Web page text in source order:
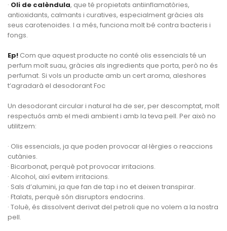
· Oli de calèndula, que té propietats antiinflamatòries,
antioxidants, calmants i curatives, especialment gràcies als
seus carotenoides. I a més, funciona molt bé contra bacteris i
fongs.
Ep! Com que aquest producte no conté olis essencials té un
perfum molt suau, gràcies als ingredients que porta, però no és
perfumat. Si vols un producte amb un cert aroma, aleshores
t’agradarà el desodorant Foc
Un desodorant circular i natural ha de ser, per descomptat, molt
respectuós amb el medi ambient i amb la teva pell. Per això no
utilitzem:
· Olis essencials, ja que poden provocar al·lèrgies o reaccions
cutànies.
· Bicarbonat, perquè pot provocar irritacions.
· Alcohol, així evitem irritacions.
· Sals d’alumini, ja que fan de tap i no et deixen transpirar.
· Ftalats, perquè són disruptors endocrins.
· Toluè, és dissolvent derivat del petroli que no volem a la nostra
pell.